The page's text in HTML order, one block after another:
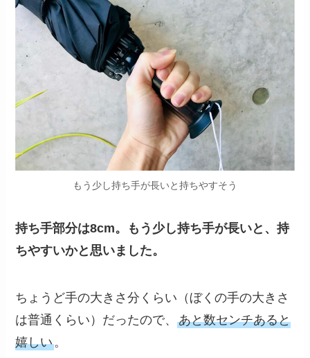
もう少し持ち手が長いと持ちやすそう
持ち手部分は8cm。もう少し持ち手が長いと、持
ちやすいかと思いました。
ちょうど手の大きさ分くらい（ぼくの手の大きさ
は普通くらい）だったので、あと数センチあると
嬉しい。